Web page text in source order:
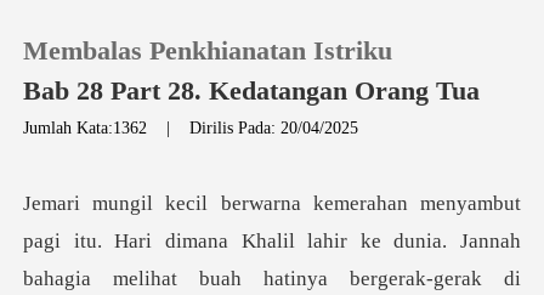
Pengisian Ulang
Membalas Penkhianatan Istriku
Bab 28 Part 28. Kedatangan Orang Tua
Jumlah Kata:1362 |Dirilis Pada: 20/04/2025
hagia melihat buah hatinya bergerak-gerak di